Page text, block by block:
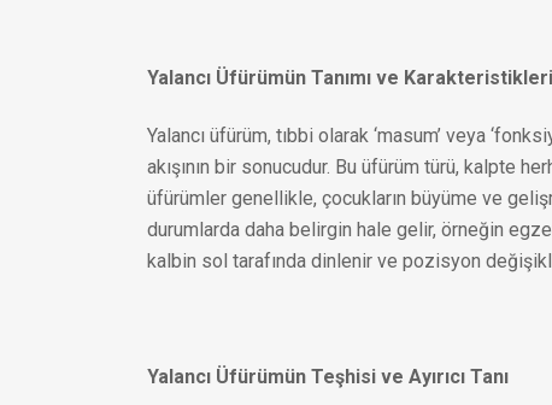
Yalancı Üfürümün Tanımı ve Karakteristikleri
Yalancı üfürüm, tıbbi olarak ‘masum’ veya
akışının bir sonucudur. Bu üfürüm türü, kalpte
üfürümler genellikle, çocukların büyüme ve
durumlarda daha belirgin hale gelir, örneğin
kalbin sol tarafında dinlenir ve pozisyon
Yalancı Üfürümün Teşhisi ve Ayırıcı Tanı